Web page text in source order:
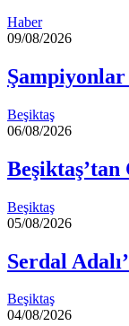
Haber
09/08/2026
Beşiktaş
06/08/2026
Beşiktaş’tan
Beşiktaş
05/08/2026
Serdal
Beşiktaş
04/08/2026